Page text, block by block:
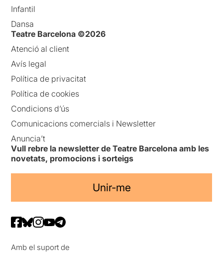
Infantil
Dansa
Teatre Barcelona ©2026
Atenció al client
Avís legal
Política de privacitat
Política de cookies
Condicions d’ús
Comunicacions comercials i Newsletter
Anuncia’t
Vull rebre la newsletter de Teatre Barcelona amb les
novetats, promocions i sorteigs
Unir-me
Amb el suport de